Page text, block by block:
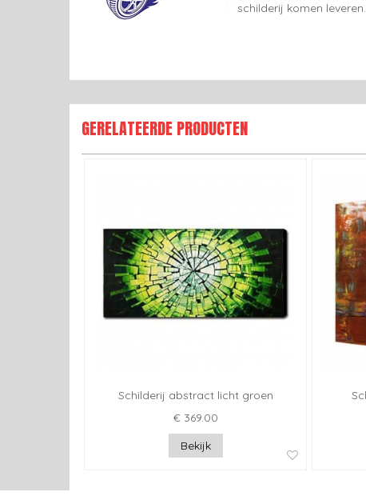
schilderij komen
GERELATEERDE PRODUCTEN
Schilderij abstract licht groen
€ 369.00
Bekijk